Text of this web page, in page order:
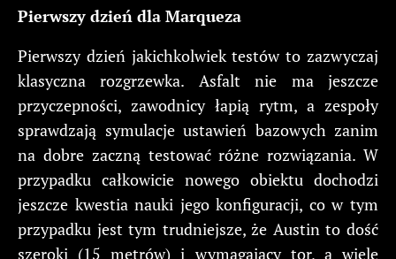
Pierwszy dzień dla Marqueza
Pierwszy dzień jakichkolwiek testów to zazwyczaj
klasyczna rozgrzewka. Asfalt nie ma jeszcze
przyczepności, zawodnicy łapią rytm, a zespoły
sprawdzają symulacje ustawień bazowych zanim
na dobre zaczną testować różne rozwiązania. W
przypadku całkowicie nowego obiektu dochodzi
jeszcze kwestia nauki jego konfiguracji, co w tym
przypadku jest tym trudniejsze, że Austin to dość
szeroki (15 metrów) i wymagający tor, a wiele